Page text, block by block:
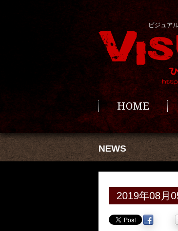
ビジュア
HOME
NEWS
2019年08月